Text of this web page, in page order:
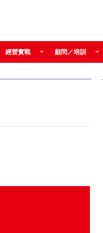
經營實戰 顧問／培訓